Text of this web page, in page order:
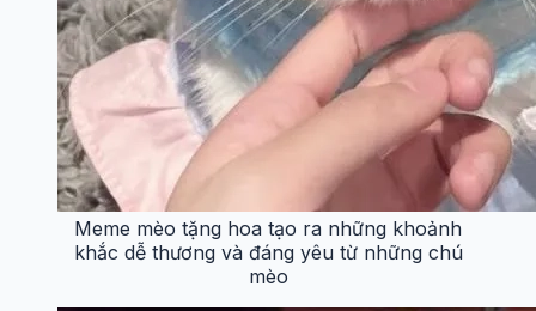
Meme mèo tặng hoa tạo ra những khoảnh
khắc dễ thương và đáng yêu từ những chú
mèo